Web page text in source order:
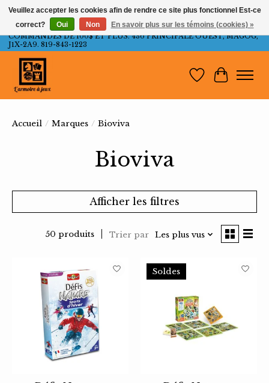
LIVRAISON GRATUITE AU QUÉBEC ET ONTARIO POUR LES
COMMANDES DE 100$ ET PLUS. 436 PRINCIPALE OUEST, MAGOG,
J1X-2A9. 819-843-1223
Liste dePanier
Accueil / Marques / Bioviva
Bioviva
Afficher les filtres
50 produits Trier par Les plus vus
Soldes
Veuillez accepter les cookies afin de rendre ce site plus fonctionnel Est-ce
correct?
Oui Non En savoir plus sur les témoins (cookies) »